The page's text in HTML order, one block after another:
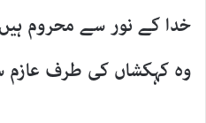
خدا کے نور سے محروم
وہ کہکشاں کی طرف عازم